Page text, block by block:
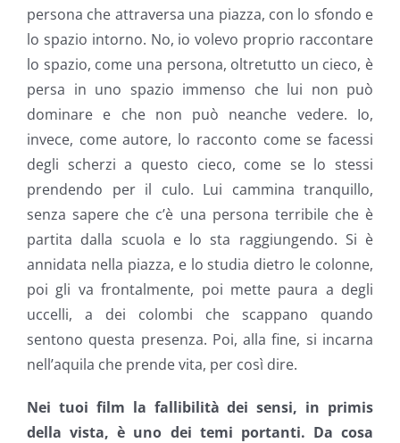
persona che attraversa una piazza, con lo sfondo e
lo spazio intorno. No, io volevo proprio raccontare
lo spazio, come una persona, oltretutto un cieco, è
persa in uno spazio immenso che lui non può
dominare e che non può neanche vedere. Io,
invece, come autore, lo racconto come se facessi
degli scherzi a questo cieco, come se lo stessi
prendendo per il culo. Lui cammina tranquillo,
senza sapere che c’è una persona terribile che è
partita dalla scuola e lo sta raggiungendo. Si è
annidata nella piazza, e lo studia dietro le colonne,
poi gli va frontalmente, poi mette paura a degli
uccelli, a dei colombi che scappano quando
sentono questa presenza. Poi, alla fine, si incarna
nell’aquila che prende vita, per così dire.
Nei tuoi film la fallibilità dei sensi, in primis
della vista, è uno dei temi portanti. Da cosa